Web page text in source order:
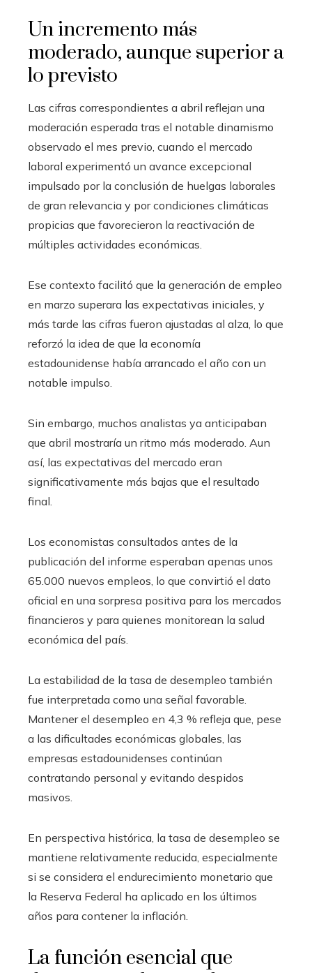
Un incremento más
moderado, aunque superior a
lo previsto
Las cifras correspondientes a abril reflejan una
moderación esperada tras el notable dinamismo
observado el mes previo, cuando el mercado
laboral experimentó un avance excepcional
impulsado por la conclusión de huelgas laborales
de gran relevancia y por condiciones climáticas
propicias que favorecieron la reactivación de
múltiples actividades económicas.
Ese contexto facilitó que la generación de empleo
en marzo superara las expectativas iniciales, y
más tarde las cifras fueron ajustadas al alza, lo que
reforzó la idea de que la economía
estadounidense había arrancado el año con un
notable impulso.
Sin embargo, muchos analistas ya anticipaban
que abril mostraría un ritmo más moderado. Aun
así, las expectativas del mercado eran
significativamente más bajas que el resultado
final.
Los economistas consultados antes de la
publicación del informe esperaban apenas unos
65.000 nuevos empleos, lo que convirtió el dato
oficial en una sorpresa positiva para los mercados
financieros y para quienes monitorean la salud
económica del país.
La estabilidad de la tasa de desempleo también
fue interpretada como una señal favorable.
Mantener el desempleo en 4,3 % refleja que, pese
a las dificultades económicas globales, las
empresas estadounidenses continúan
contratando personal y evitando despidos
masivos.
En perspectiva histórica, la tasa de desempleo se
mantiene relativamente reducida, especialmente
si se considera el endurecimiento monetario que
la Reserva Federal ha aplicado en los últimos
años para contener la inflación.
La función esencial que